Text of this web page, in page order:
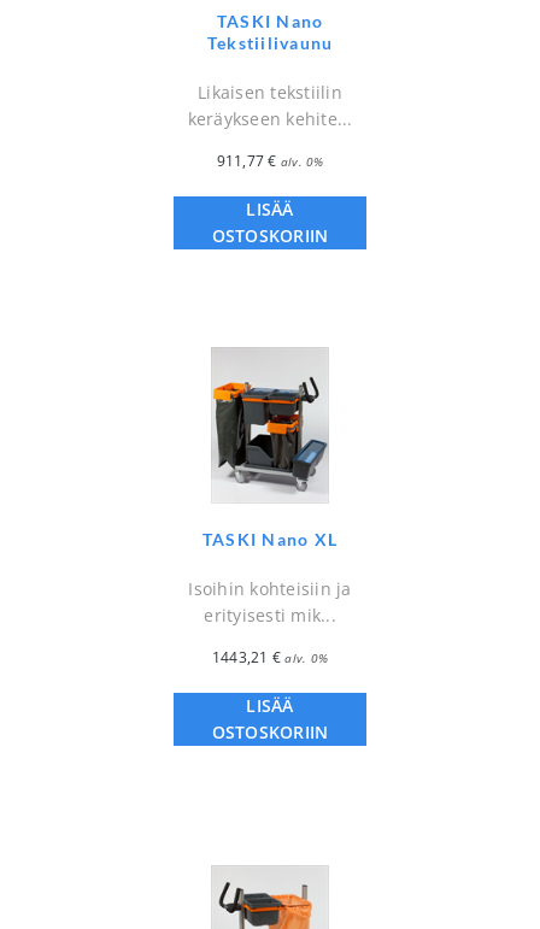
TASKI Nano
Tekstiilivaunu
Likaisen tekstiilin
keräykseen kehite...
911,77€ alv. 0%
LISÄÄ
OSTOSKORIIN
TASKI Nano XL
Isoihin kohteisiin ja
erityisesti mik...
1443,21 € alv. 0%
LISÄÄ
OSTOSKORIIN